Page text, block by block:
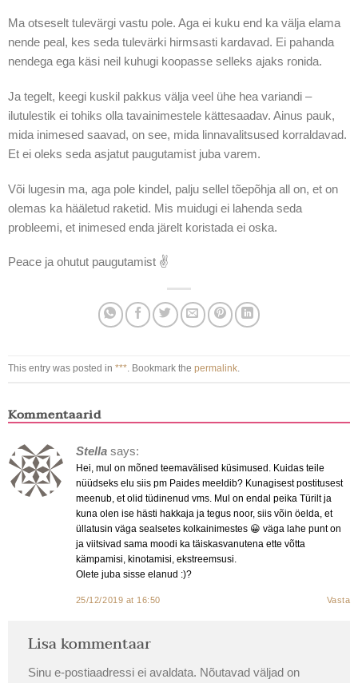
Ma otseselt tulevärgi vastu pole. Aga ei kuku end ka välja elama
nende peal, kes seda tulevärki hirmsasti kardavad. Ei pahanda
nendega ega käsi neil kuhugi koopasse selleks ajaks ronida.
Ja tegelt, keegi kuskil pakkus välja veel ühe hea variandi –
ilutulestik ei tohiks olla tavainimestele kättesaadav. Ainus pauk,
mida inimesed saavad, on see, mida linnavalitsused korraldavad.
Et ei oleks seda asjatut paugutamist juba varem.
Või lugesin ma, aga pole kindel, palju sellel tõepõhja all on, et on
olemas ka hääletud raketid. Mis muidugi ei lahenda seda
probleemi, et inimesed enda järelt koristada ei oska.
Peace ja ohutut paugutamist ✌️
This entry was posted in ***. Bookmark the permalink.
Kommentaarid
Stella says:
Hei, mul on mõned teemavälised küsimused. Kuidas teile
nüüdseks elu siis pm Paides meeldib? Kunagisest postitusest
meenub, et olid tüdinenud vms. Mul on endal peika Türilt ja
kuna olen ise hästi hakkaja ja tegus noor, siis võin öelda, et
üllatusin väga sealsetes kolkainimestes 😀 väga lahe punt on
ja viitsivad sama moodi ka täiskasvanutena ette võtta
kämpamisi, kinotamisi, ekstreemsusi.
Olete juba sisse elanud :)?
25/12/2019 at 16:50 Vasta
Lisa kommentaar
Sinu e-postiaadressi ei avaldata. Nõutavad väljad on